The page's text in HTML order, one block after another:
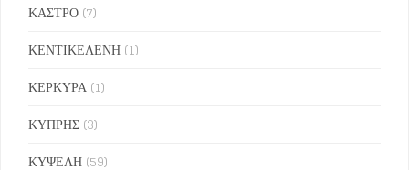
ΚΑΣΤΡΟ (7)
ΚΕΝΤΙΚΕΛΕΝΗ (1)
ΚΕΡΚΥΡΑ (1)
ΚΥΠΡΗΣ (3)
ΚΥΨΕΛΗ (59)